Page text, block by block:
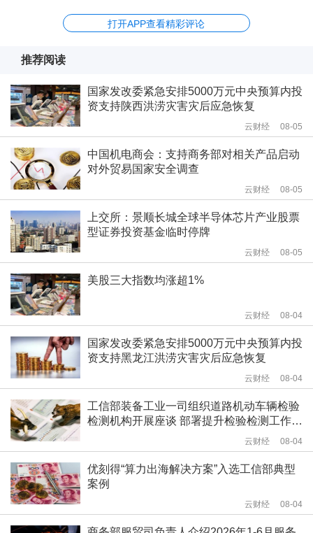
打开APP查看精彩评论
推荐阅读
国家发改委紧急安排5000万元中央预算内投
资支持陕西洪涝灾害灾后应急恢复
云财经 08-05
中国机电商会：支持商务部对相关产品启动
对外贸易国家安全调查
云财经 08-05
上交所：景顺长城全球半导体芯片产业股票
型证券投资基金临时停牌
云财经 08-05
美股三大指数均涨超1%
云财经 08-04
国家发改委紧急安排5000万元中央预算内投
资支持黑龙江洪涝灾害灾后应急恢复
云财经 08-04
工信部装备工业一司组织道路机动车辆检验
检测机构开展座谈 部署提升检验检测工作质
云财经 08-04
优刻得“算力出海解决方案”入选工信部典型
案例
云财经 08-04